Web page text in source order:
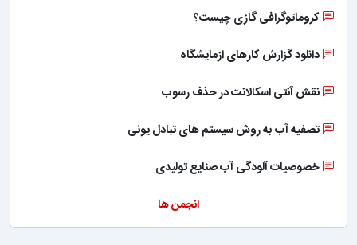
کروماتوگرافی گازی چیست؟
دانلود گزارش کارهای ازمایشگاه
نقش آنتی اسکالانت در حذف رسوب
تصفیه آب به روش سیستم های تبادل یونی
خصوصیات آلودگی آب صنایع تولیدی
انجمن ها